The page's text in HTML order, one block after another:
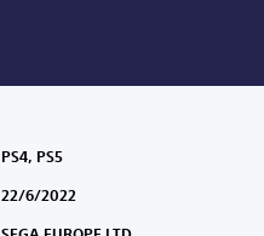
PS4, PS5
22/6/2022